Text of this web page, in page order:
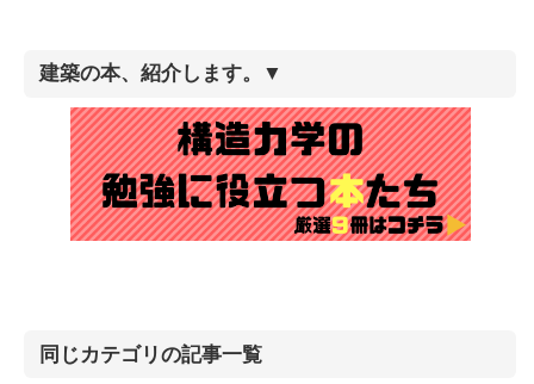
建築の本、紹介します。▼
同じカテゴリの記事一覧